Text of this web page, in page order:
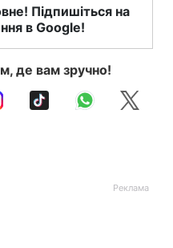
Підпишіться на
в Google!
де вам зручно!